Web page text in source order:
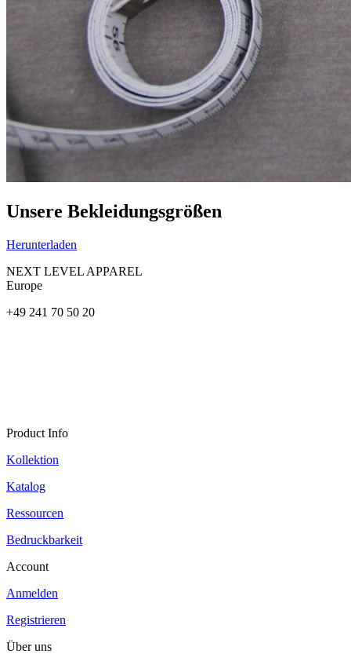
Unsere Bekleidungsgrößen
Herunterladen
NEXT LEVEL APPAREL
Europe
+49 241 70 50 20
Product Info
Kollektion
Katalog
Ressourcen
Bedruckbarkeit
Account
Anmelden
Registrieren
Über uns